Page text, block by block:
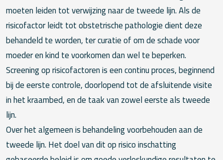
moeten leiden tot verwijzing naar de tweede lijn. Als de
risicofactor leidt tot obstetrische pathologie dient deze
behandeld te worden, ter curatie of om de schade voor
moeder en kind te voorkomen dan wel te beperken.
Screening op risicofactoren is een continu proces, beginnend
bij de eerste controle, doorlopend tot de afsluitende visite
in het kraambed, en de taak van zowel eerste als tweede
lijn.
Over het algemeen is behandeling voorbehouden aan de
tweede lijn. Het doel van dit op risico inschatting